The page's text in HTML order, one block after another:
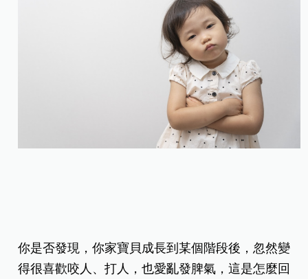
你是否發現，你家寶貝成長到某個階段後，忽然變
得很喜歡咬人、打人，也愛亂發脾氣，這是怎麼回